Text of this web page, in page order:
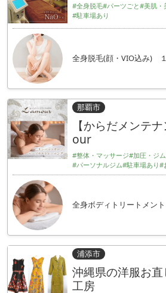
#全身脱毛#パーツごと#美肌・
#駐車場あり
全身脱毛(顔・VIO込み)
那覇市
【からだメンテ
our
#整体・マッサージ#加圧・ジ
#パーソナルジム#駐車場あり#
全身ボディトリートメント
浦添市
沖縄県の洋服お直
工房